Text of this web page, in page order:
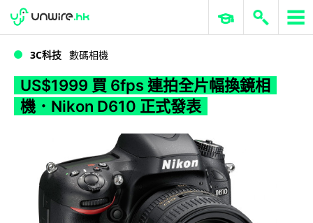
WWDC 2026 ERP 與商業 AI
3C科技 數碼相機
US$1999 買 6fps 連拍全片幅換鏡相
機．Nikon D610 正式發表